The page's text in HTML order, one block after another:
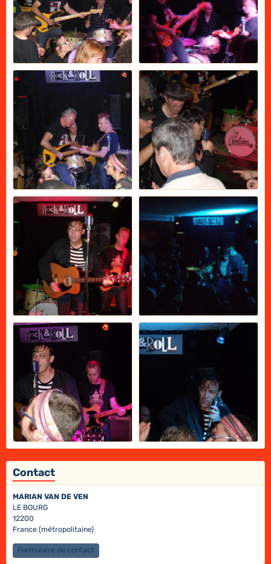
Contact
MARIAN VAN DE VEN
LE BOURG
12200
France (métropolitaine)
Formulaire de contact